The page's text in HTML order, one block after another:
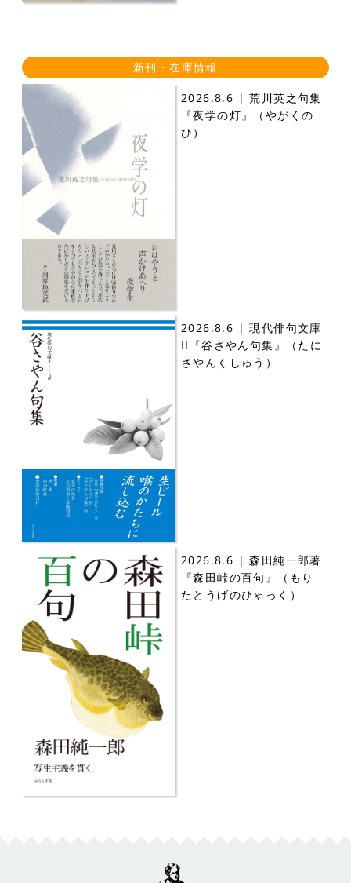
新刊・在庫情報
2026.8.6 | 荒川英之句集
『夜学の灯』（やがくの
ひ）
2026.8.6 | 現代俳句文庫
II『谷さやん句集』（たに
さやんくしゅう）
2026.8.6 | 森田純一郎著
『森田峠の百句』（もり
たとうげのひゃっく）